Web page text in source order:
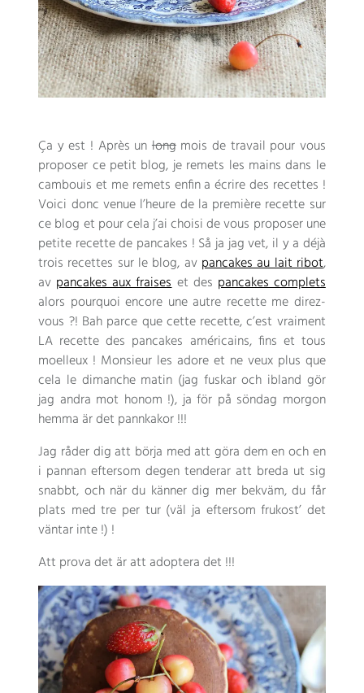
Ça y est ! Après un long mois de travail pour vous
proposer ce petit blog,je remets les mains dans le
cambouis et me remets enfin a écrire des recettes !
Voici donc venue l’heure de la première recette sur
ce blog et pour cela j’ai choisi de vous proposer une
petite recette de pancakes ! Så ja jag vet, il y a déjà
trois recettes sur le blog, av pancakes au lait ribot,
av pancakes aux fraises et des pancakes complets
alors pourquoi encore une autre recette me direz-
vous ?! Bah parce que cette recette,c’est vraiment
LA recette des pancakes américains, fins et tous
moelleux ! Monsieur les adore et ne veux plus que
cela le dimanche matin (jag fuskar och ibland gör
jag andra mot honom !), ja för på söndag morgon
hemma är det pannkakor !!!
Jag råder dig att börja med att göra dem en och en
i pannan eftersom degen tenderar att breda ut sig
snabbt, och när du känner dig mer bekväm, du får
plats med tre per tur (väl ja eftersom frukost’ det
väntar inte !) !
Att prova det är att adoptera det !!!